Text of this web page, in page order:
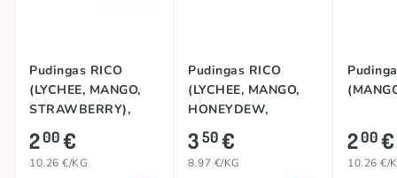
Pudingas RICO
(LYCHEE, MANGO,
STRAWBERRY),
195g
200€
10.26 €/KG
Pudingas RICO
(LYCHEE, MANGO,
HONEYDEW,
GRAPE,
STRAWBERRY,
LYCHEE), 390g
350€
8.97 €/KG
200€
10.26 €/